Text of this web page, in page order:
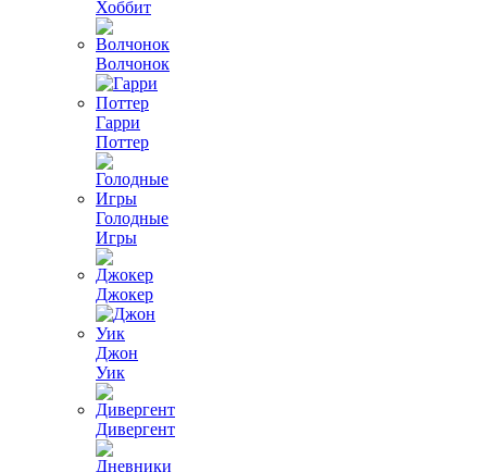
Хоббит
Волчонок
Гарри
Поттер
Голодные
Игры
Джокер
Джон
Уик
Дивергент